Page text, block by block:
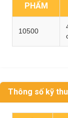
PHẨM
10500
Thông số kỹ